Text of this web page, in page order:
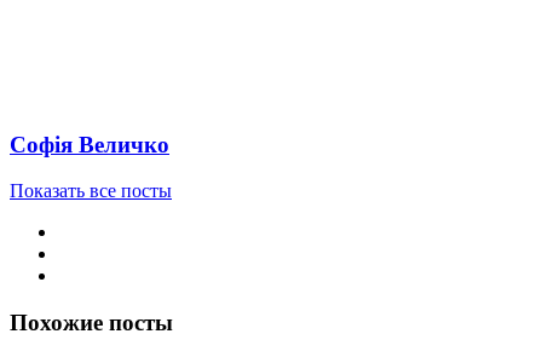
Софія Величко
Показать все посты
Похожие посты